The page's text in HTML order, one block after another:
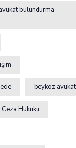
bulundurma
beykoz avukat
Ceza Hukuku